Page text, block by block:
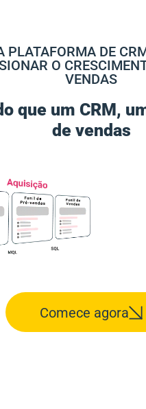
PLATAFORMA DE
O
VENDAS
que um CRM,
de vendas
Comece agora